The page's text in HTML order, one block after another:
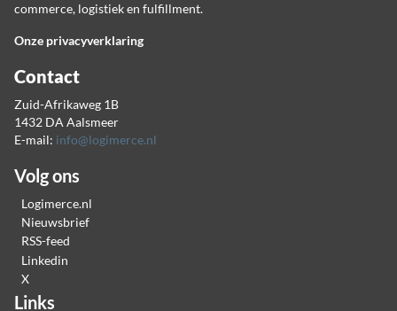
commerce, logistiek en fulfillment.
Onze privacyverklaring
Contact
Zuid-Afrikaweg 1B
1432 DA Aalsmeer
E-mail: info@logimerce.nl
Volg ons
Logimerce.nl
Nieuwsbrief
RSS-feed
Linkedin
X
Links